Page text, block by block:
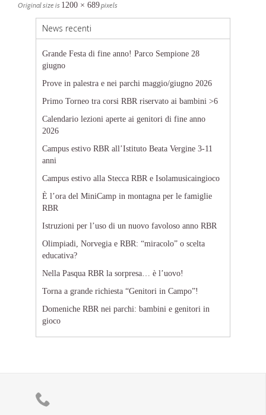
Original size is 1200 × 689pixels
News recenti
Grande Festa di fine anno! Parco Sempione 28
giugno
Prove in palestra e nei parchi maggio/giugno 2026
Primo Torneo tra corsi RBR riservato ai bambini >6
Calendario lezioni aperte ai genitori di fine anno
2026
Campus estivo RBR all’Istituto Beata Vergine 3-11
anni
Campus estivo alla Stecca RBR e Isolamusicaingioco
È l’ora del MiniCamp in montagna per le famiglie
RBR
Istruzioni per l’uso di un nuovo favoloso anno RBR
Olimpiadi, Norvegia e RBR: “miracolo” o scelta
educativa?
Nella Pasqua RBR la sorpresa… è l’uovo!
Torna a grande richiesta “Genitori in Campo”!
Domeniche RBR nei parchi: bambini e genitori in
gioco
